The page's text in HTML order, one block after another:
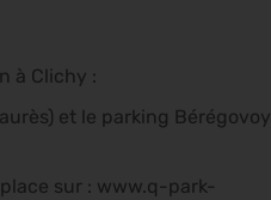
à Clichy :
et le parking Bérégovoy
sur : www.q-park-